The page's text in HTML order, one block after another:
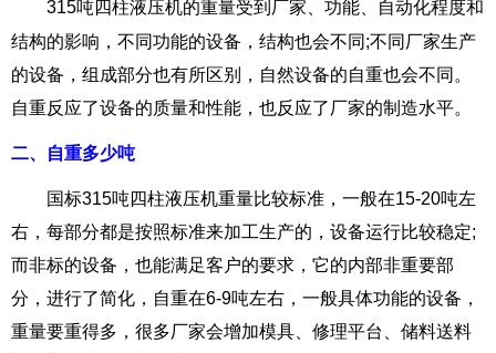
315吨四柱液压机的重量受到厂家、功能、自动化程度和
结构的影响，不同功能的设备，结构也会不同;不同厂家生产
的设备，组成部分也有所区别，自然设备的自重也会不同。
自重反应了设备的质量和性能，也反应了厂家的制造水平。
二、自重多少吨
国标315吨四柱液压机重量比较标准，一般在15-20吨左
右，每部分都是按照标准来加工生产的，设备运行比较稳定;
而非标的设备，也能满足客户的要求，它的内部非重要部
分，进行了简化，自重在6-9吨左右，一般具体功能的设备，
重量要重得多，很多厂家会增加模具、修理平台、储料送料